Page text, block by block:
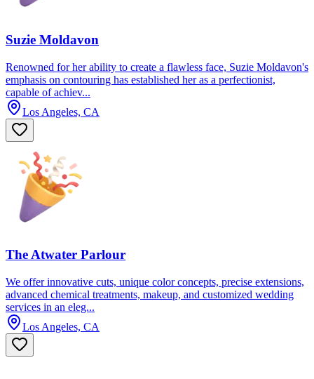
Suzie Moldavon
Renowned for her ability to create a flawless face, Suzie Moldavon's
emphasis on contouring has established her as a perfectionist,
capable of achiev...
Los Angeles, CA
The Atwater Parlour
We offer innovative cuts, unique color concepts, precise extensions,
advanced chemical treatments, makeup, and customized wedding
services in an eleg...
Los Angeles, CA